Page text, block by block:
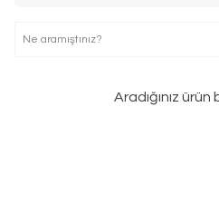
Aradığınız ürün